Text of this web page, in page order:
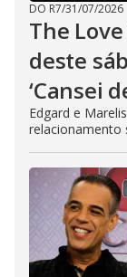
DO R7/31/07/2026
The
deste
‘Cansei
Edgard e
relacionamento